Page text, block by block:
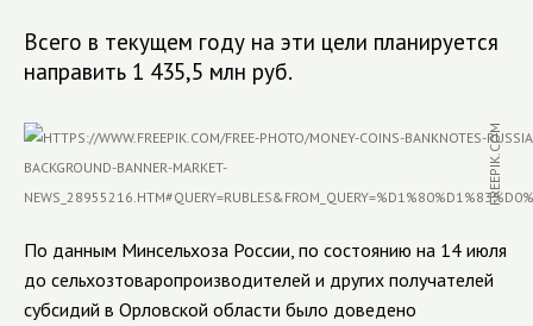
Всего в текущем году на эти цели планируется
направить 1 435,5 млн руб.
FREEPIK.COM
По данным Минсельхоза России, по состоянию на 14 июля
до сельхозтоваропроизводителей и других получателей
субсидий в Орловской области было доведено